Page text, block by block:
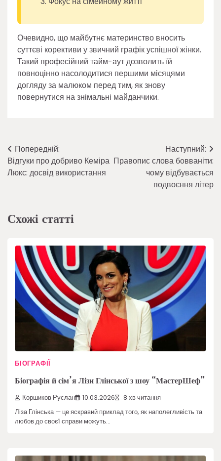
Очевидно, що майбутнє материнство вносить
суттєві корективи у звичний графік успішної жінки.
Такий професійний тайм-аут дозволить їй
повноцінно насолодитися першими місяцями
догляду за малюком перед тим, як знову
повернутися на знімальні майданчики.
Навігація
записів
Попередній:
Відгуки про добриво Кеміра
Люкс: досвід використання
Наступний:
Правопис слова бовваніти:
чому відбувається
подвоєння літер
Схожі статті
БІОГРАФІЇ
Біографія й сім’я Лізи Глінської з шоу “МастерШеф”
Коршиков Руслан 10.03.2026 8 хв читання
Ліза Глінська — це яскравий приклад того, як наполегливість та
любов до своєї справи можуть…